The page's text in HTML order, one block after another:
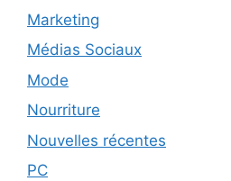
Marketing
Médias Sociaux
Mode
Nourriture
Nouvelles récentes
PC